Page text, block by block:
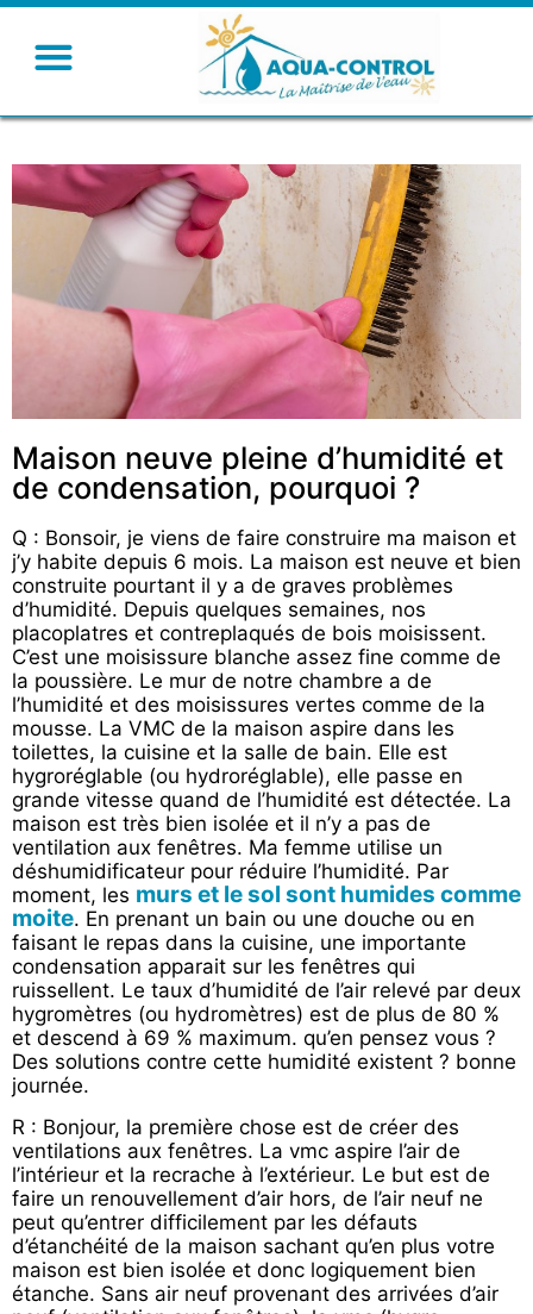
Maison neuve pleine d’humidité et
de condensation, pourquoi ?
Q : Bonsoir, je viens de faire construire ma maison et
j’y habite depuis 6 mois. La maison est neuve et bien
construite pourtant il y a de graves problèmes
d’humidité. Depuis quelques semaines, nos
placoplatres et contreplaqués de bois moisissent.
C’est une moisissure blanche assez fine comme de
la poussière. Le mur de notre chambre a de
l’humidité et des moisissures vertes comme de la
mousse. La VMC de la maison aspire dans les
toilettes, la cuisine et la salle de bain. Elle est
hygroréglable (ou hydroréglable), elle passe en
grande vitesse quand de l’humidité est détectée. La
maison est très bien isolée et il n’y a pas de
ventilation aux fenêtres. Ma femme utilise un
déshumidificateur pour réduire l’humidité. Par
moment, les murs et le sol sont humides comme
moite. En prenant un bain ou une douche ou en
faisant le repas dans la cuisine, une importante
condensation apparait sur les fenêtres qui
ruissellent. Le taux d’humidité de l’air relevé par deux
hygromètres (ou hydromètres) est de plus de 80 %
et descend à 69 % maximum. qu’en pensez vous ?
Des solutions contre cette humidité existent ? bonne
journée.
R : Bonjour, la première chose est de créer des
ventilations aux fenêtres. La vmc aspire l’air de
l’intérieur et la recrache à l’extérieur. Le but est de
faire un renouvellement d’air hors, de l’air neuf ne
peut qu’entrer difficilement par les défauts
d’étanchéité de la maison sachant qu’en plus votre
maison est bien isolée et donc logiquement bien
étanche. Sans air neuf provenant des arrivées d’air